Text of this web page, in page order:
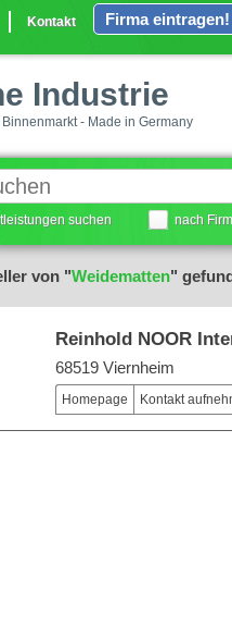
Kontakt Firma eintragen!
Industrie
- Made in Germany
suchen nach
von "Weidematten"
Reinhold NOOR
68519 Viernheim
Homepage Kontakt